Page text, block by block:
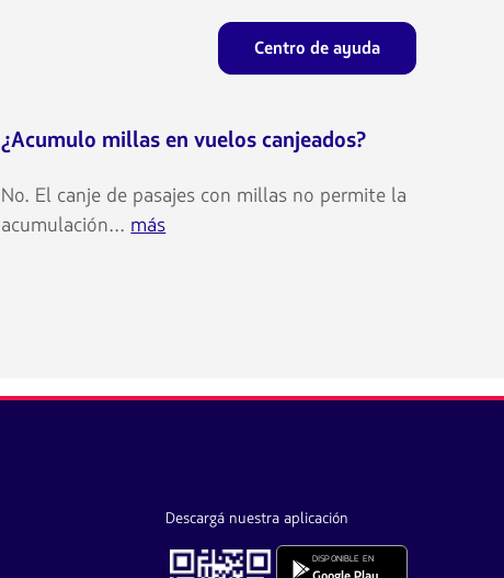
Centro de ayuda
¿Acumulo millas en vuelos canjeados?
No. El canje de pasajes con millas no permite la
acumulación... más
Descargá nuestra aplicación
DISPONIBLE EN